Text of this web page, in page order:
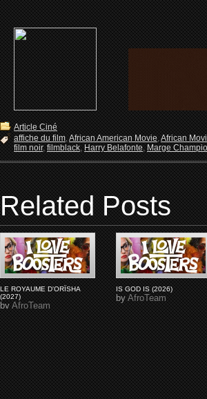
Article Ciné
affiche du film,African American Movie,African
film noir,filmblack,Harry Belafonte,Marge
Related Posts
LE ROYAUME D'ORÏSHA
(2027)
byAfroTeam
IS GOD IS (2026)
byAfroTeam